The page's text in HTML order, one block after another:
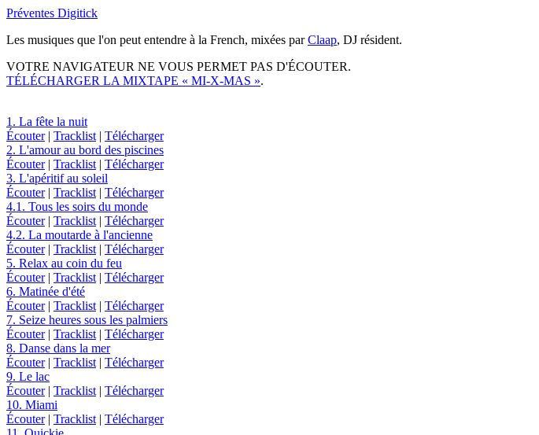
Préventes Digitick
Les musiques que l'on peut entendre à la French, mixées parClaap, DJ résident.
VOTRE NAVIGATEUR NE VOUS PERMET PAS D'ÉCOUTER.
TÉLÉCHARGER LA MIXTAPE « MI-X-MAS ».
1. La fête la nuit
Écouter| Tracklist | Télécharger
2. L'amour au bord des piscines
Écouter| Tracklist | Télécharger
3. L'apéritif au soleil
Écouter| Tracklist | Télécharger
4.1. Tous les soirs du monde
Écouter| Tracklist | Télécharger
4.2. La moutarde à l'ancienne
Écouter| Tracklist | Télécharger
5. Relax au coin du feu
Écouter| Tracklist | Télécharger
6. Matinée d'été
Écouter| Tracklist | Télécharger
7. Seize heures sous les palmiers
Écouter| Tracklist | Télécharger
8. Danse dans la mer
Écouter| Tracklist | Télécharger
9. Le lac
Écouter| Tracklist | Télécharger
10. Miami
Écouter| Tracklist | Télécharger